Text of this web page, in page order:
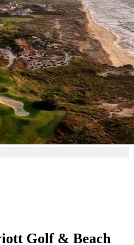
Golf & Beach